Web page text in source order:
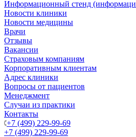
Информационный стенд
Новости клиники
Новости медицины
Врачи
Отзывы
Вакансии
Страховым компаниям
Корпоративным клиентам
Адрес клиники
Вопросы от пациентов
Менеджмент
Случаи из практики
Контакты
+7 (499) 229-99-69
+7 (499) 229-99-69